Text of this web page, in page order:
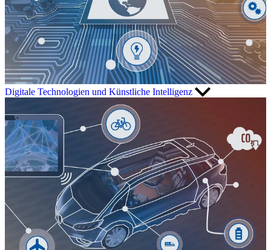
Digitale Technologien und Künstliche Intelligenz